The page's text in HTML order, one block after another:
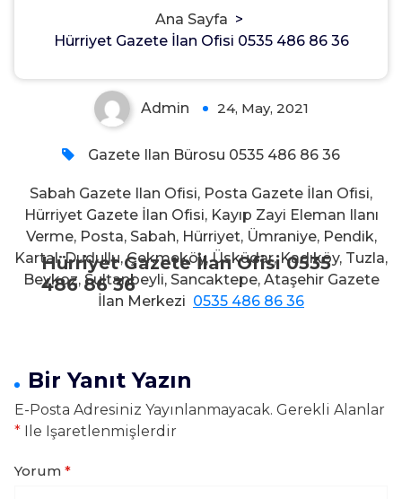
Ana Sayfa >
Hürriyet Gazete İlan Ofisi 0535 486 86 36
Admin 24, May, 2021
Gazete Ilan Bürosu 0535 486 86 36
Hürriyet Gazete İlan Ofisi 0535
486 86 36
Sabah Gazete Ilan Ofisi, Posta Gazete İlan Ofisi,
Hürriyet Gazete İlan Ofisi, Kayıp Zayi Eleman Ilanı
Verme, Posta, Sabah, Hürriyet, Ümraniye, Pendik,
Kartal, Dudullu, Çekmeköy, Üsküdar, Kadıköy, Tuzla,
Beykoz, Sultanbeyli, Sancaktepe, Ataşehir Gazete
İlan Merkezi 0535 486 86 36
Bir Yanıt Yazın
E-Posta Adresiniz Yayınlanmayacak. Gerekli Alanlar
* Ile Işaretlenmişlerdir
Yorum *